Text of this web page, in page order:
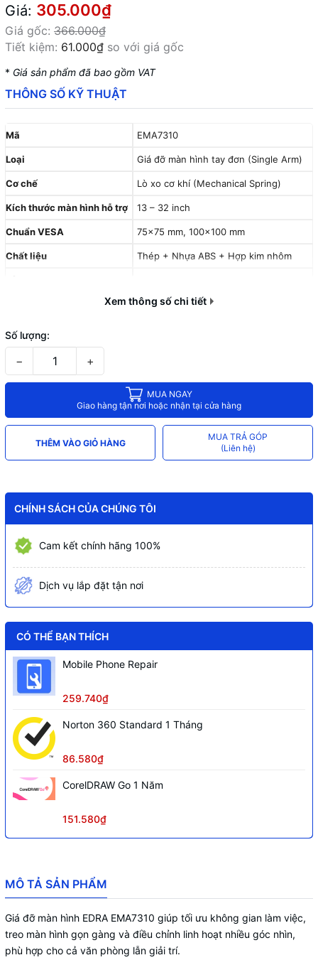
Giá: 305.000₫
Giá gốc: 366.000₫
Tiết kiệm: 61.000₫ so với giá gốc
* Giá sản phẩm đã bao gồm VAT
THÔNG SỐ KỸ THUẬT
Mã EMA7310
Loại Giá đỡ màn hình tay đơn (Single Arm)
Cơ chế Lò xo cơ khí (Mechanical Spring)
Kích thước màn hình hỗ trợ 13 – 32 inch
Chuẩn VESA 75x75 mm, 100x100 mm
Chất liệu Thép + Nhựa ABS + Hợp kim nhôm
Xem thông số chi tiết
Số lượng:
− +
MUA NGAY
Giao hàng tận nơi hoặc nhận tại cửa hàng
THÊM VÀO GIỎ HÀNG
MUA TRẢ GÓP
(Liên hệ)
CHÍNH SÁCH CỦA CHÚNG TÔI
Cam kết chính hãng 100%
Dịch vụ lắp đặt tận nơi
CÓ THỂ BẠN THÍCH
Mobile Phone Repair
259.740₫
Norton 360 Standard 1 Tháng
86.580₫
CorelDRAW Go 1 Năm
151.580₫
MÔ TẢ SẢN PHẨM
Giá đỡ màn hình EDRA EMA7310 giúp tối ưu không gian làm việc,
treo màn hình gọn gàng và điều chỉnh linh hoạt nhiều góc nhìn,
phù hợp cho cả văn phòng lẫn giải trí.